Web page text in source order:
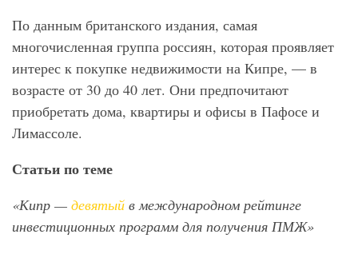
По данным британского издания, самая
многочисленная группа россиян, которая проявляет
интерес к покупке недвижимости на Кипре, — в
возрасте от 30 до 40 лет. Они предпочитают
приобретать дома, квартиры и офисы в Пафосе и
Лимассоле.
Статьи по теме
«Кипр — девятый в международном рейтинге
инвестиционных программ для получения ПМЖ»